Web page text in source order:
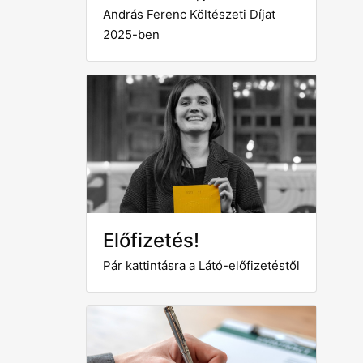
András Ferenc Költészeti Díjat
2025-ben
Előfizetés!
Pár kattintásra a Látó-előfizetéstől